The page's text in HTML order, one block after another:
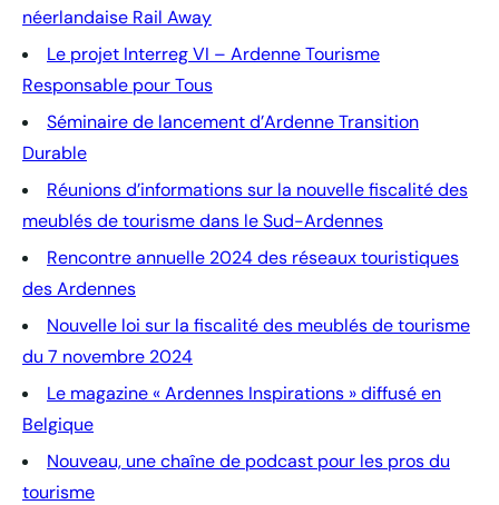
néerlandaise Rail Away
Le projet Interreg VI – Ardenne Tourisme
Responsable pour Tous
Séminaire de lancement d’Ardenne Transition
Durable
Réunions d’informations sur la nouvelle fiscalité des
meublés de tourisme dans le Sud-Ardennes
Rencontre annuelle 2024 des réseaux touristiques
des Ardennes
Nouvelle loi sur la fiscalité des meublés de tourisme
du 7 novembre 2024
Le magazine « Ardennes Inspirations » diffusé en
Belgique
Nouveau, une chaîne de podcast pour les pros du
tourisme